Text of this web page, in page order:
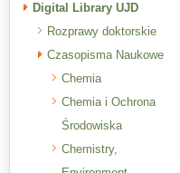
Digital Library UJD
Rozprawy doktorskie
Czasopisma Naukowe
Chemia
Chemia i Ochrona
Środowiska
Chemistry,